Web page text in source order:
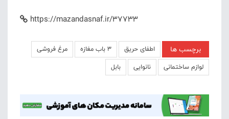
https://mazandasnaf.ir/37733
برچسب ها اطفای حریق ۳ باب مغازه
مرغ فروشی
لوازم ساختمانی
نانوایی بابل